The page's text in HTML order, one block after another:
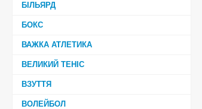
БІЛЬЯРД
БОКС
ВАЖКА АТЛЕТИКА
ВЕЛИКИЙ ТЕНІС
ВЗУТТЯ
ВОЛЕЙБОЛ